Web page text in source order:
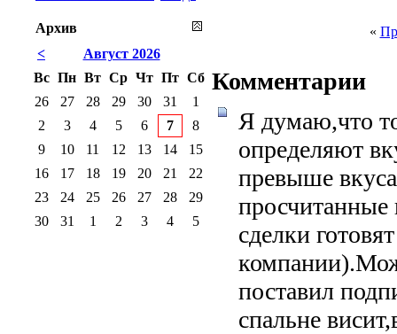
«
Комментарии
Я думаю,что
определяют
превыше
сделки
поставил
спальне
Архив
<
Август 2026
Вс Пн Вт Ср Чт Пт Сб
26
27 28 29 30 31
1
2
3 4 5 6 7
8
9
10 11 12 13 14
15
16
17 18 19 20 21
22
23
24 25 26 27 28
29
30
31 1 2 3 4 5